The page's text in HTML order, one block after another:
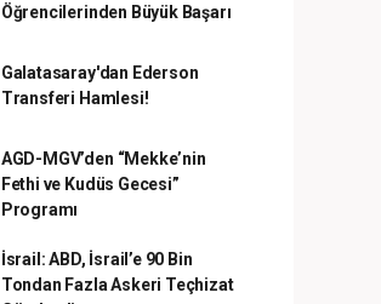
Öğrencilerinden Büyük Başarı
Galatasaray'dan Ederson
Transferi Hamlesi!
AGD-MGV’den “Mekke’nin
Fethi ve Kudüs Gecesi”
Programı
İsrail: ABD, İsrail’e 90 Bin
Tondan Fazla Askeri Teçhizat